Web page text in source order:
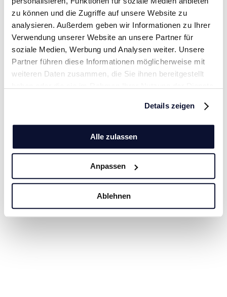
zu können und die Zugriffe auf unsere Website zu
analysieren. Außerdem geben wir Informationen zu Ihrer
Verwendung unserer Website an unsere Partner für
soziale Medien, Werbung und Analysen weiter. Unsere
Partner führen diese Informationen möglicherweise mit
weiteren Daten zusammen, die Sie ihnen bereitgestellt
Details zeigen
Alle zulassen
Anpassen
Ablehnen
besuchen Sie unsere Startseite.
Erneut versuchen